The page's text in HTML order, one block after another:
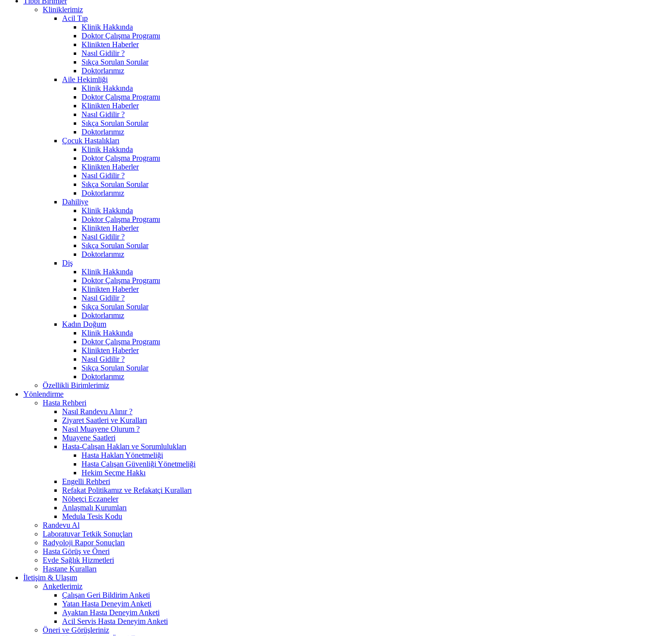
Kliniklerimiz
Acil Tıp
Klinik Hakkında
Doktor Çalışma Programı
Klinikten Haberler
Nasıl Gidilir ?
Sıkça Sorulan Sorular
Doktorlarımız
Aile Hekimliği
Klinik Hakkında
Doktor Çalışma Programı
Klinikten Haberler
Nasıl Gidilir ?
Sıkça Sorulan Sorular
Doktorlarımız
Çocuk Hastalıkları
Klinik Hakkında
Doktor Çalışma Programı
Klinikten Haberler
Nasıl Gidilir ?
Sıkça Sorulan Sorular
Doktorlarımız
Dahiliye
Klinik Hakkında
Doktor Çalışma Programı
Klinikten Haberler
Nasıl Gidilir ?
Sıkça Sorulan Sorular
Doktorlarımız
Diş
Klinik Hakkında
Doktor Çalışma Programı
Klinikten Haberler
Nasıl Gidilir ?
Sıkça Sorulan Sorular
Doktorlarımız
Kadın Doğum
Klinik Hakkında
Doktor Çalışma Programı
Klinikten Haberler
Nasıl Gidilir ?
Sıkça Sorulan Sorular
Doktorlarımız
Özellikli Birimlerimiz
Yönlendirme
Hasta Rehberi
Nasıl Randevu Alınır ?
Ziyaret Saatleri ve Kuralları
Nasıl Muayene Olurum ?
Muayene Saatleri
Hasta-Çalışan Hakları ve Sorumlulukları
Hasta Hakları Yönetmeliği
Hasta Çalışan Güvenliği Yönetmeliği
Hekim Seçme Hakkı
Engelli Rehberi
Refakat Politikamız ve Refakatçi Kuralları
Nöbetçi Eczaneler
Anlaşmalı Kurumları
Medula Tesis Kodu
Randevu Al
Laboratuvar Tetkik Sonuçları
Radyoloji Rapor Sonuçları
Hasta Görüş ve Öneri
Evde Sağlık Hizmetleri
Hastane Kuralları
İletişim & Ulaşım
Anketlerimiz
Çalışan Geri Bildirim Anketi
Yatan Hasta Deneyim Anketi
Ayaktan Hasta Deneyim Anketi
Acil Servis Hasta Deneyim Anketi
Öneri ve Görüşleriniz